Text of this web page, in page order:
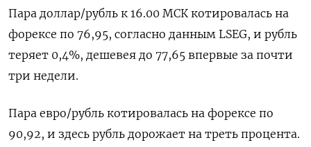
Пара доллар/рубль к 16.00 МСК котировалась на ​
форексе по 76,95, согласно данным LSEG, и рубль
теряет 0,4%, дешевея до 77,65 впервые за почти
три недели.
Пара евро/рубль котировалась ‌на форексе по
90,92, и здесь рубль дорожает на треть процента.